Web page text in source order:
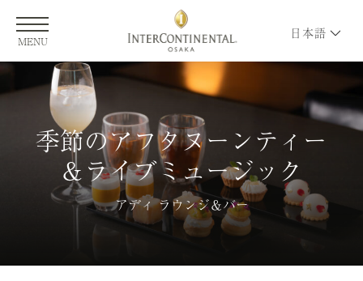
MENU
日本語
季節のアフタヌーンティー
＆ライブミュージック
アディ ラウンジ＆バー